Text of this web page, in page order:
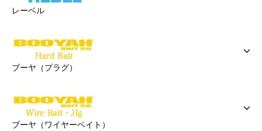
レーベル
ブーヤ（プラグ）
ブーヤ（ワイヤーベイト）